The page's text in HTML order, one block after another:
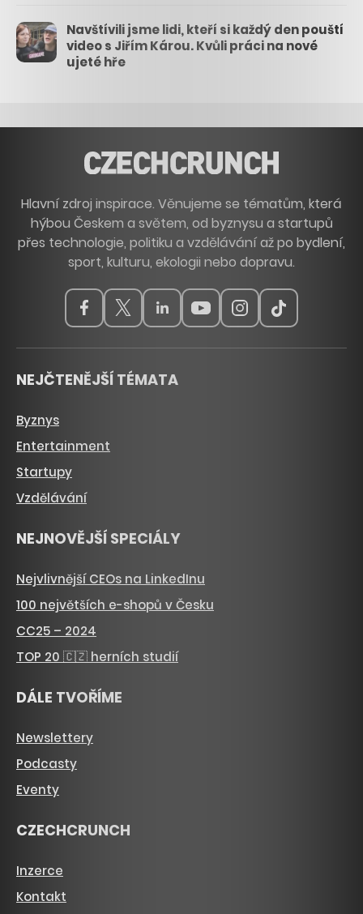
Navštívili jsme lidi, kteří si každý den pouští
video s Jiřím Károu. Kvůli práci na nové
ujeté hře
Hlavní zdroj inspirace. Věnujeme se tématům, která
hýbou Českem a světem, od byznysu a startupů
přes technologie, politiku a vzdělávání až po bydlení,
sport, kulturu, ekologii nebo dopravu.
NEJČTENĚJŠÍ TÉMATA
Byznys
Entertainment
Startupy
Vzdělávání
NEJNOVĚJŠÍ SPECIÁLY
Nejvlivnější CEOs na LinkedInu
100 největších e-shopů v Česku
CC25 – 2024
TOP 20 🇨🇿 herních studií
DÁLE TVOŘÍME
Newslettery
Podcasty
Eventy
CZECHCRUNCH
Inzerce
Kontakt